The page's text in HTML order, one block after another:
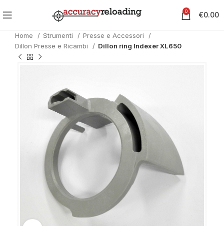
0 €0.00
Home Strumenti
Presse e Accessori
Dillon Presse e Ricambi
Dillon ring Indexer XL650